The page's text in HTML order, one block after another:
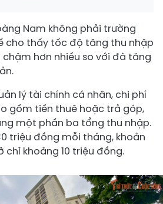
Nam không phải trường
cho thấy tốc độ tăng thu nhập
hơn nhiều so với đà tăng
lý tài chính cá nhân, chi phí
gồm tiền thuê hoặc trả góp,
một phần ba tổng thu nhập.
triệu đồng mỗi tháng, khoản
chỉ khoảng 10 triệu đồng.